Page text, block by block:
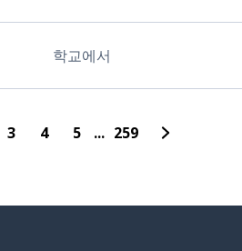
학교에서
3 4 5 ... 259